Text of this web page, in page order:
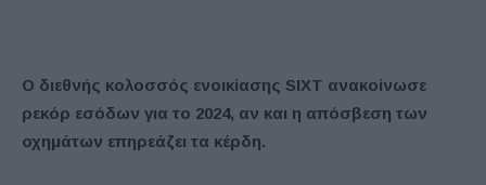
Ο διεθνής κολοσσός ενοικίασης SIXT ανακοίνωσε
ρεκόρ εσόδων για το 2024, αν και η απόσβεση των
οχημάτων επηρεάζει τα κέρδη.